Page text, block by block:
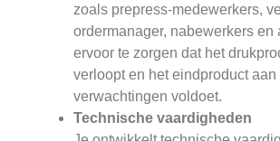
zoals prepress-medewerkers,
ordermanager, nabewerkers en
ervoor te zorgen dat het
verloopt en het eindproduct aan
verwachtingen voldoet.
Technische vaardigheden